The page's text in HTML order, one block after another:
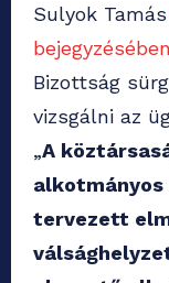
Sulyok Tamás
bejegyzésében
Bizottság
vizsgálni az
„A
tervezett